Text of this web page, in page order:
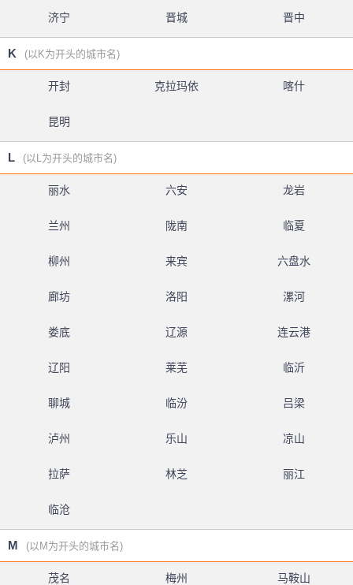
济宁 晋城 晋中
K (以K为开头的城市名)
开封 克拉玛依 喀什
昆明
L (以L为开头的城市名)
丽水 六安 龙岩
兰州 陇南 临夏
柳州 来宾 六盘水
廊坊 洛阳 漯河
娄底 辽源 连云港
辽阳 莱芜 临沂
聊城 临汾 吕梁
泸州 乐山 凉山
拉萨 林芝 丽江
临沧
M (以M为开头的城市名)
茂名 梅州 马鞍山